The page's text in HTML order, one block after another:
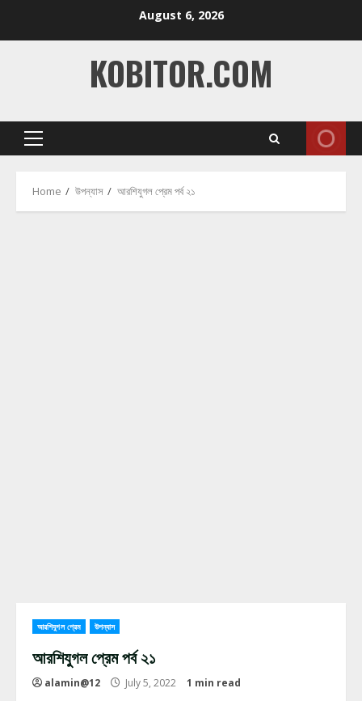
August 6, 2026
KOBITOR.COM
Primary
Home উপন্যাস আরশিযুগল প্রেম পর্ব ২১
আরশিযুগল প্রেম উপন্যাস
আরশিযুগল প্রেম পর্ব ২১
alamin@12 July 5, 2022 1 min read